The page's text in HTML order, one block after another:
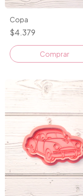
Copa
$4.379
Comprar